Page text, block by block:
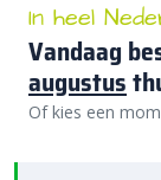
In heel
Vandaag
augustus
Of kies een